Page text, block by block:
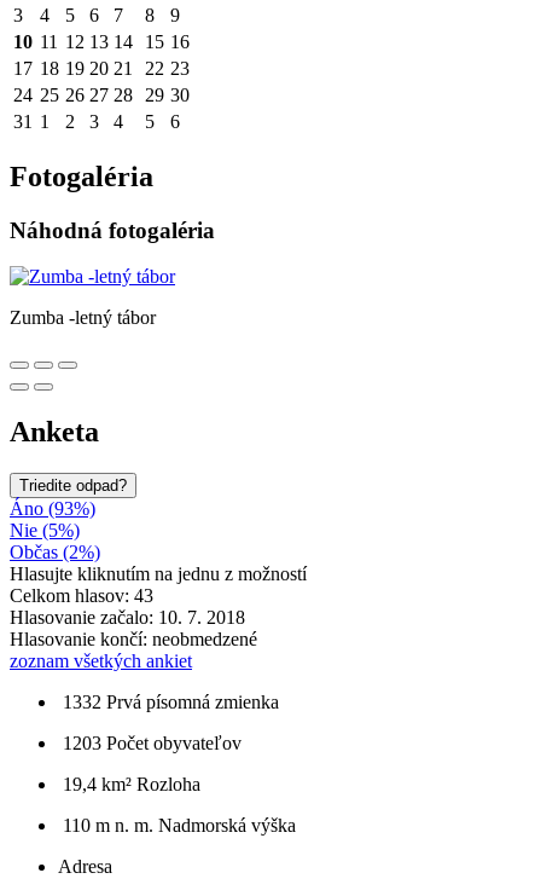
3
4 5 6 7 8
9
10 11 12 13 14 15 16
17 18 19 20 21 22 23
24 25 26 27 28 29 30
31 1 2 3 4 5 6
Fotogaléria
Náhodná fotogaléria
Zumba -letný tábor
Anketa
Triedite odpad?
Áno (93%)
Nie (5%)
Občas (2%)
Hlasujte kliknutím na jednu z možností
Celkom hlasov: 43
Hlasovanie začalo: 10. 7. 2018
Hlasovanie končí: neobmedzené
zoznam všetkých ankiet
1332 Prvá písomná zmienka
1203 Počet obyvateľov
19,4 km² Rozloha
110 m n. m. Nadmorská výška
Adresa